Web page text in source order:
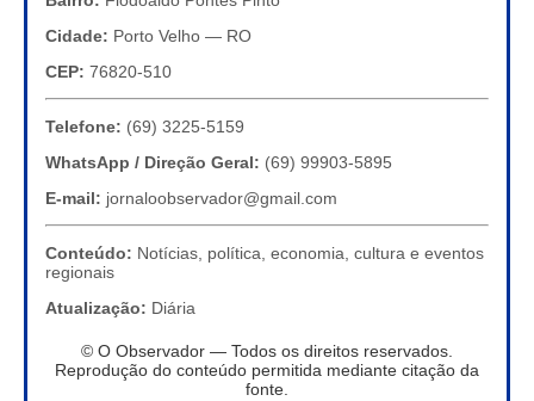
Cidade: Porto Velho — RO
CEP: 76820-510
Telefone: (69) 3225-5159
WhatsApp / Direção Geral: (69) 99903-5895
E-mail: jornaloobservador@gmail.com
Conteúdo: Notícias, política, economia, cultura e eventos
regionais
Atualização: Diária
© O Observador — Todos os direitos reservados.
Reprodução do conteúdo permitida mediante citação da
fonte.